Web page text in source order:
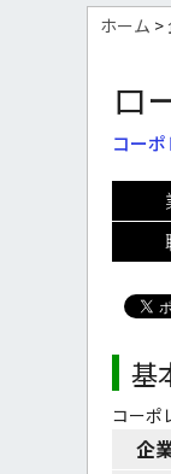
ホーム >
ロ
コー
基
コーポ
企